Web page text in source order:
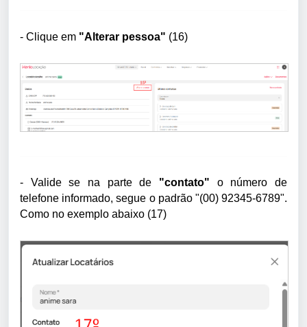
- Clique em "Alterar pessoa" (16)
- Valide se na parte de "contato" o número de
telefone informado, segue o padrão "(00) 92345-6789".
Como no exemplo abaixo (17)